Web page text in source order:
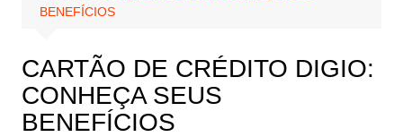
BENEFÍCIOS
CARTÃO DE CRÉDITO DIGIO:
CONHEÇA SEUS
BENEFÍCIOS